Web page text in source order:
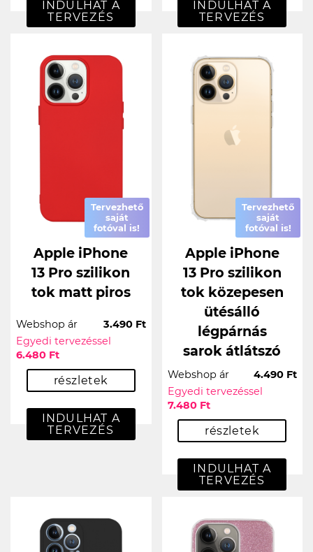
INDULHAT A
TERVEZÉS
INDULHAT A
TERVEZÉS
Tervezhető
saját
fotóval is!
Apple iPhone
13 Pro szilikon
tok matt piros
Webshop ár
3.490 Ft
Egyedi tervezéssel
6.480 Ft
részletek
INDULHAT A
TERVEZÉS
Tervezhető
saját
fotóval is!
Apple iPhone
13 Pro szilikon
tok közepesen
ütésálló
légpárnás
sarok átlátszó
Webshop ár
4.490 Ft
Egyedi tervezéssel
7.480 Ft
részletek
INDULHAT A
TERVEZÉS